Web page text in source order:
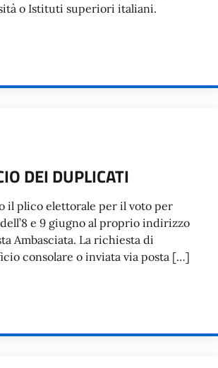
o Istituti superiori italiani.
DEI DUPLICATI
il plico elettorale per il voto per
e 9 giugno al proprio indirizzo
Ambasciata. La richiesta di
consolare o inviata via posta […]